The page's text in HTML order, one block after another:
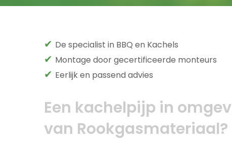
✔ De specialist in BBQ en Kachels
✔ Montage door gecertificeerde monteurs
✔ Eerlijk en passend advies
Een kachelpijp in
van Rookgasmateriaal?